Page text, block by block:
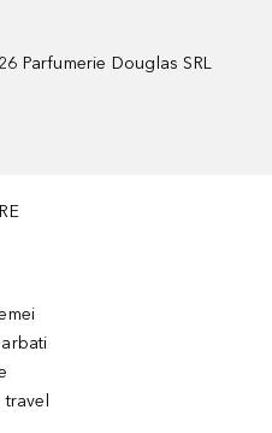
Parfumerie Douglas SRL